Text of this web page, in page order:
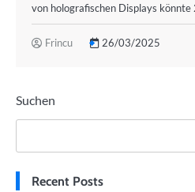
von holografischen Displays
Frincu 26/03/2025
Suchen
Recent Posts